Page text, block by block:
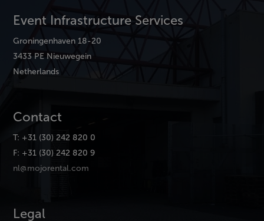
Event Infrastructure Services
Groningenhaven 18-20
3433 PE Nieuwegein
Netherlands
Contact
T: +31 (30) 242 820 0
F: +31 (30) 242 820 9
nl@mojorental.com
Legal